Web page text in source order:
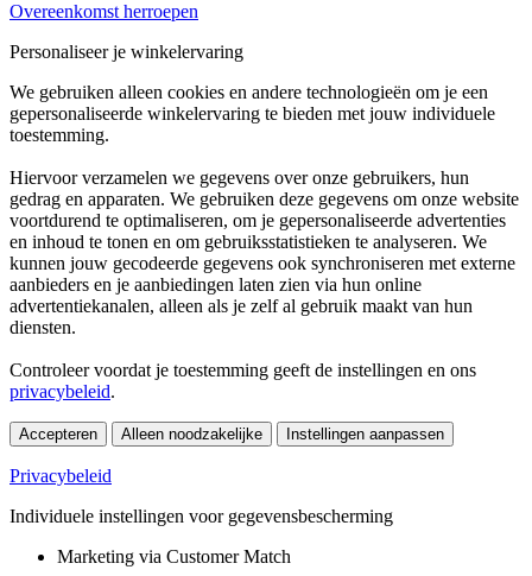
Overeenkomst herroepen
Personaliseer je winkelervaring
We gebruiken alleen cookies en andere technologieën om je een
gepersonaliseerde winkelervaring te bieden met jouw individuele
toestemming.
Hiervoor verzamelen we gegevens over onze gebruikers, hun
gedrag en apparaten. We gebruiken deze gegevens om onze website
voortdurend te optimaliseren, om je gepersonaliseerde advertenties
en inhoud te tonen en om gebruiksstatistieken te analyseren. We
kunnen jouw gecodeerde gegevens ook synchroniseren met externe
aanbieders en je aanbiedingen laten zien via hun online
advertentiekanalen, alleen als je zelf al gebruik maakt van hun
diensten.
Controleer voordat je toestemming geeft de instellingen en ons
privacybeleid.
Accepteren Alleen noodzakelijke Instellingen aanpassen
Privacybeleid
Individuele instellingen voor gegevensbescherming
Marketing via Customer Match